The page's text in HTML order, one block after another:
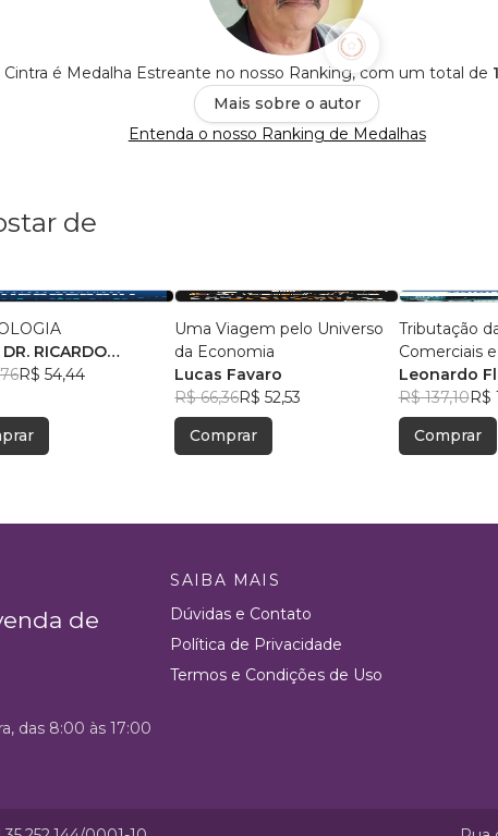
Cintra é Medalha Estreante no nosso Ranking, com um total de
Mais sobre o autor
Entenda o nosso Ranking de Medalhas
de
RICARDO
R$ 54,44
Uma Viagem pelo Universo
da Economia
Lucas Favaro
R$ 66,36R$ 52,53
Comprar
Tributação
Comerciais
Leonardo
R$ 137,10R$
Comprar
de
SAIBA MAIS
Dúvidas e Contato
Política de Privacidade
Termos e Condições de Uso
das 8:00 às 17:00